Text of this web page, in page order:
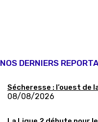
NOS DERNIERS
Sécheresse : l’ouest de
08/08/2026